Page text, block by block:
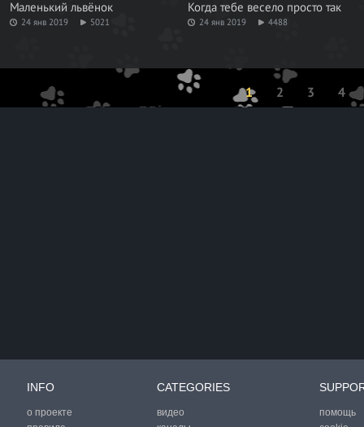
Маленький львёнок
24 янв 2019 5021
Когда тебе весело просто так
24 янв 2019 4488
1 2 3 4
INFO
о проекте
CATEGORIES
видео
помощь